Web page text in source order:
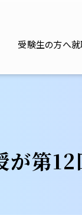
受験生の方へ
が第